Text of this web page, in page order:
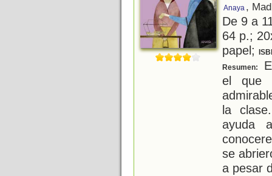
Anaya ,
De 9 a
64 p.;
papel;
Resumen:
el que
la
ayuda
se
a pesar